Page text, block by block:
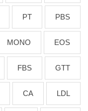
PBS
PT
EOS
MONO
GTT
FBS
LDL
CA